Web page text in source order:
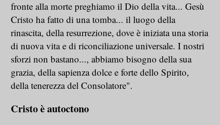
fronte alla morte preghiamo il Dio della vita... Gesù
Cristo ha fatto di una tomba... il luogo della
rinascita, della resurrezione, dove è iniziata una storia
di nuova vita e di riconciliazione universale. I nostri
sforzi non bastano..., abbiamo bisogno della sua
grazia, della sapienza dolce e forte dello Spirito,
della tenerezza del Consolatore".
Cristo è autoctono